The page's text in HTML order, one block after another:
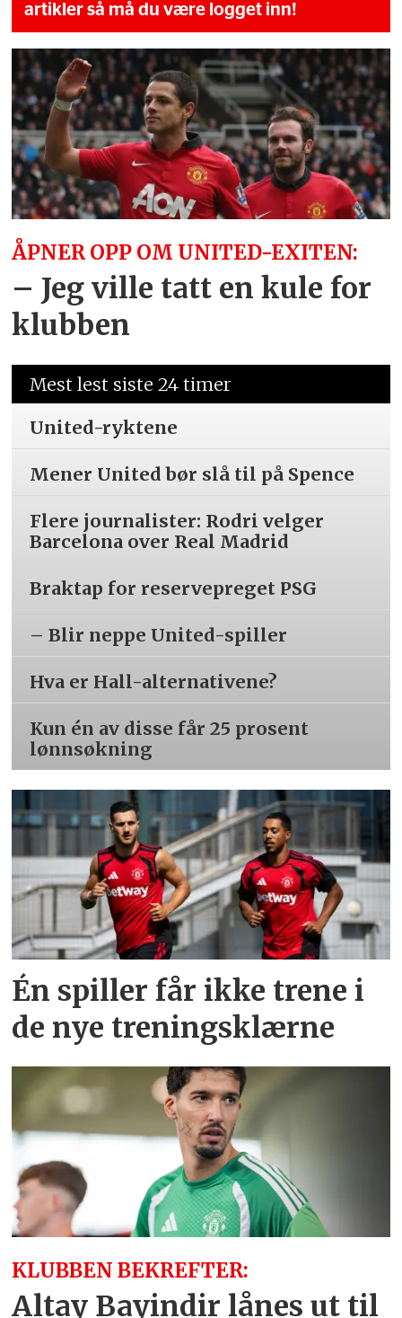
artikler så må du være logget inn!
ÅPNER OPP OM UNITED-EXITEN:
– Jeg ville tatt en kule for
klubben
Mest lest siste 24 timer
United-ryktene
Mener United bør slå til på Spence
Flere journalister: Rodri velger
Barcelona over Real Madrid
Braktap for reservepreget PSG
– Blir neppe United-spiller
Hva er Hall-alternativene?
Kun én av disse får 25 prosent
lønnsøkning
Én spiller får ikke trene i
de nye treningsklærne
KLUBBEN BEKREFTER:
Altay Bayindir lånes ut til